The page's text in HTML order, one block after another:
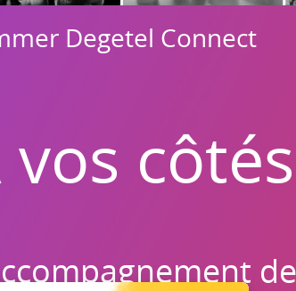
Degetel Connect
vos côtés